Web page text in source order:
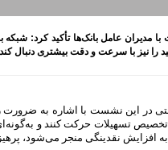
مدیران عامل بانک‌ها تأکید کرد:
را نیز با سرعت و دقت بیشتری دنبال
در این نشست با اشاره به
تخصیص تسهیلات حرکت کنند و
به افزایش نقدینگی منجر می‌شود،